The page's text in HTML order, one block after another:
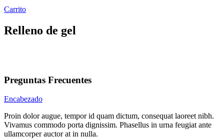
Carrito
Relleno de gel
Preguntas Frecuentes
Encabezado
Proin dolor augue, tempor id quam dictum, consequat laoreet nibh.
Vivamus commodo porta dignissim. Phasellus in urna feugiat ante
ullamcorper auctor at in nulla.